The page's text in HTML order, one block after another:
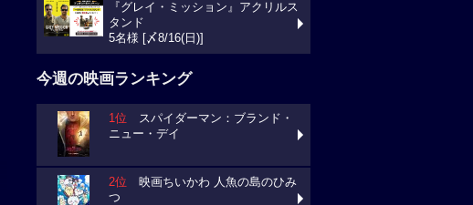
『グレイ・ミッション』アクリルス
タンド
5名様 [〆8/16(日)]
今週の映画ランキング
1位 スパイダーマン：ブランド・
ニュー・デイ
2位 映画ちいかわ 人魚の島のひみ
つ